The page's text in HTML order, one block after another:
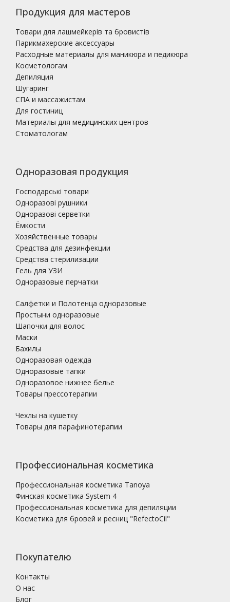
Продукция для мастеров
Товари для лашмейкерів та бровистів
Парикмахерские аксессуары
Расходные материалы для маникюра и педикюра
Косметологам
Депиляция
Шугаринг
СПА и массажистам
Для гостиниц
Материалы для медицинских центров
Стоматологам
Одноразовая продукция
Господарські товари
Одноразові рушники
Одноразові серветки
Ёмкости
Хозяйственные товары
Средства для дезинфекции
Средства стерилизации
Гель для УЗИ
Одноразовые перчатки
Салфетки и Полотенца одноразовые
Простыни одноразовые
Шапочки для волос
Маски
Бахилы
Одноразовая одежда
Одноразовые тапки
Одноразовое нижнее белье
Товары прессотерапии
Чехлы на кушетку
Товары для парафинотерапии
Профессиональная косметика
Профессиональная косметика Tanoya
Финская косметика System 4
Профессиональная косметика для депиляции
Косметика для бровей и ресниц "RefectoCil"
Покупателю
Контакты
О нас
Блог